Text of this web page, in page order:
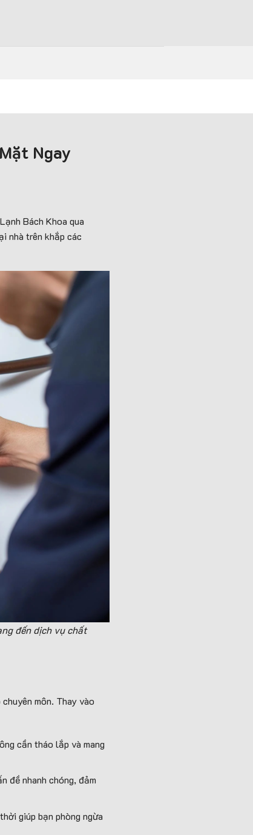
Ngay
Bách Khoa qua
nhà trên khắp các
đến dịch vụ chất
môn. Thay vào
cần tháo lắp và mang
đề nhanh chóng, đảm
giúp bạn phòng ngừa